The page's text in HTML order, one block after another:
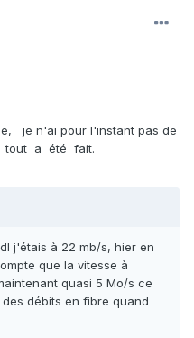
je n'ai pour l'instant pas de
tout a été fait.
j'étais à 22 mb/s, hier en
que la vitesse à
quasi 5 Mo/s ce
débits en fibre quand